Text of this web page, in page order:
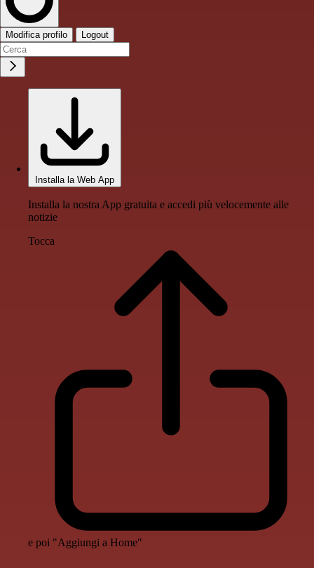
Modifica profilo Logout
Installa la Web App
Installa la nostra App gratuita e accedi più velocemente alle
notizie
Tocca
e poi "Aggiungi a Home"